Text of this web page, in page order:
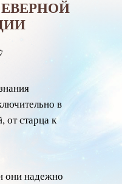
в
от старца к
они надежно